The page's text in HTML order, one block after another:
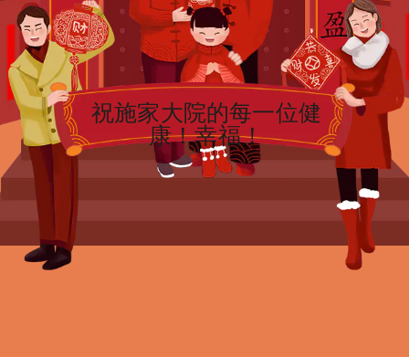
祝施家大院的每一位健
康！幸福！